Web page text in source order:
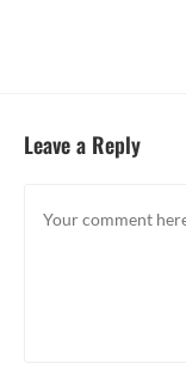
Leave a Reply